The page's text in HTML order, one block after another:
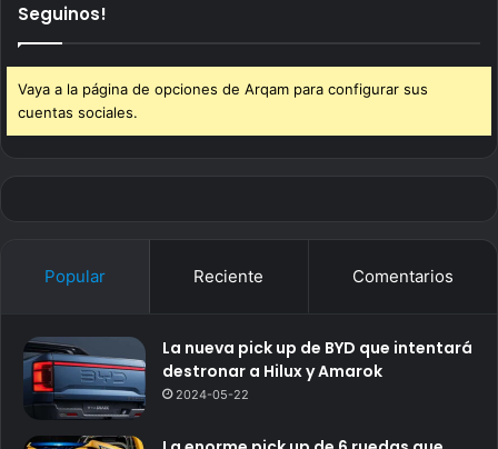
Seguinos!
Vaya a la página de opciones de Arqam para configurar sus
cuentas sociales.
Popular Reciente Comentarios
La nueva pick up de BYD que intentará
destronar a Hilux y Amarok
2024-05-22